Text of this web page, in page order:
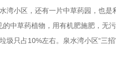
小区，还有一片中草药园，也是
中草药植物，用有机肥施肥，无
只占10%左右。泉水湾小区“三招